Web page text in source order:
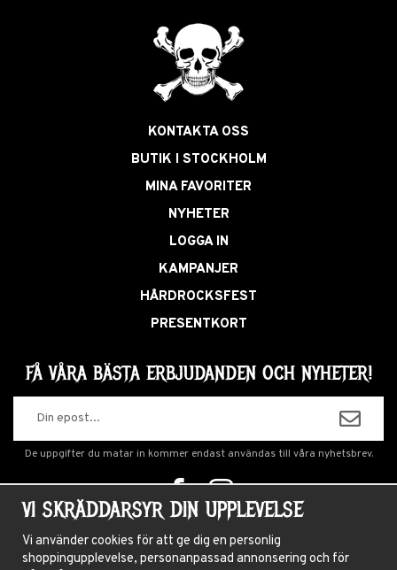
KONTAKTA OSS
BUTIK I STOCKHOLM
MINA FAVORITER
NYHETER
LOGGA IN
KAMPANJER
HÅRDROCKSFEST
PRESENTKORT
FÅ VÅRA BÄSTA ERBJUDANDEN OCH NYHETER!
De uppgifter du matar in kommer endast användas till våra nyhetsbrev.
OM OSS
NYHETSBREV
VI SKRÄDDARSYR DIN UPPLEVELSE
Vi använder cookies för att ge dig en personlig
shoppingupplevelse, personanpassad annonsering och för